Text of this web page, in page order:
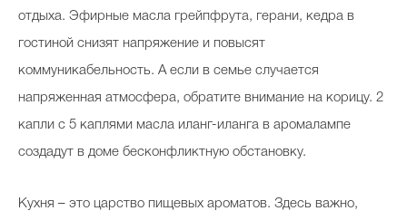
отдыха. Эфирные масла грейпфрута, герани, кедра в
гостиной снизят напряжение и повысят
коммуникабельность. А если в семье случается
напряженная атмосфера, обратите внимание на корицу. 2
капли с 5 каплями масла иланг-иланга в аромалампе
создадут в доме бесконфликтную обстановку.
Кухня – это царство пищевых ароматов. Здесь важно,